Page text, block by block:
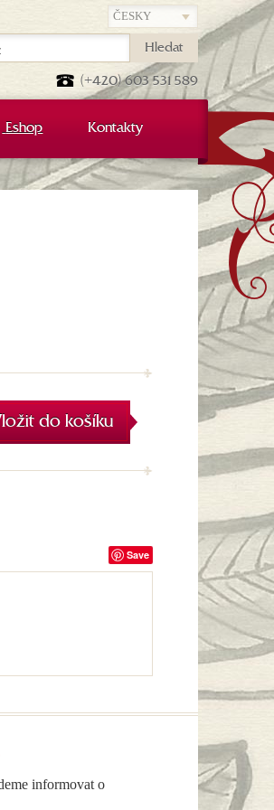
do košíku
Save
informovat o
Eshop Kontakty
(+420) 603 531 589
Hledat